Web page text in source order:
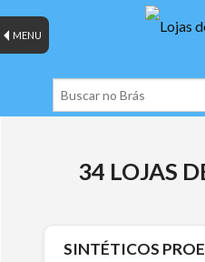
MENU
34 LOJAS
SINTÉTICOS